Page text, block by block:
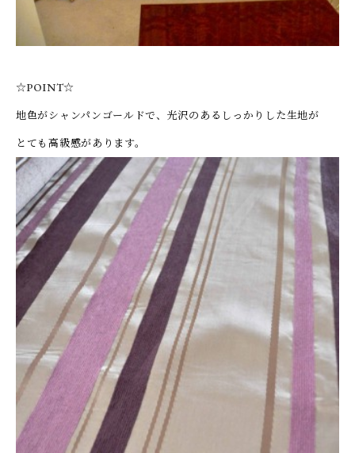
☆POINT☆
地色がシャンパンゴールドで、光沢のあるしっかりした生地が
とても高級感があります。